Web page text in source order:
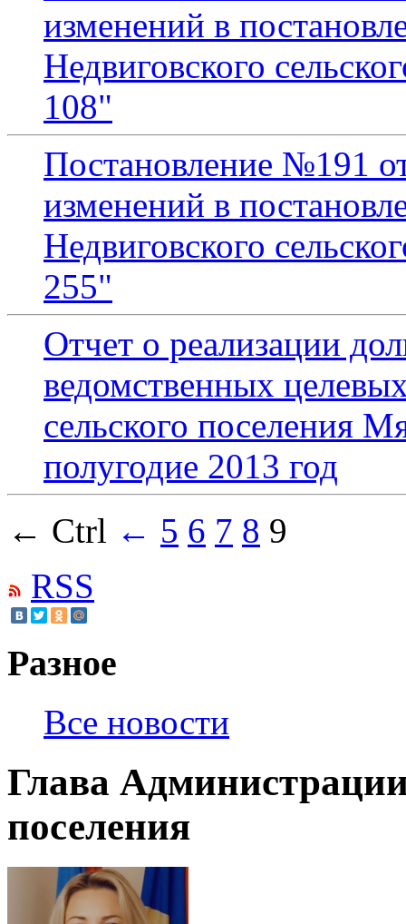
изменений в
Недвиговского
108"
Постановление №191
изменений в
Недвиговского
255"
Отчет о реализации
ведомственных
сельского поселения
полугодие 2013 год
← Ctrl ← 5 6 7 8 9
RSS
Разное
Все новости
Глава
поселения